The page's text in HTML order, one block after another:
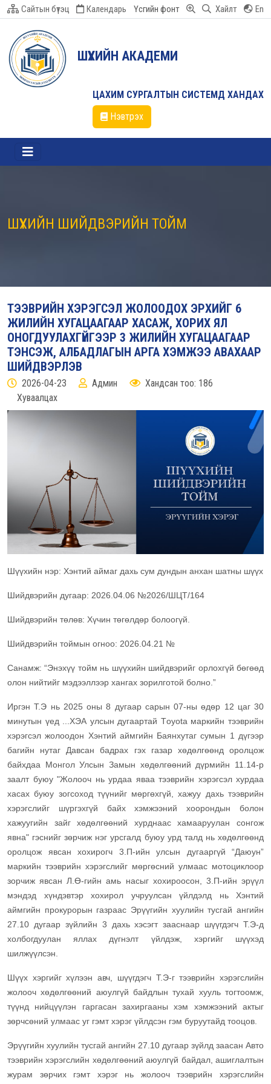
Сайтын бүтэц Календарь Үсгийн фонт Хайлт En
ШҮҮХИЙН АКАДЕМИ
ЦАХИМ СУРГАЛТЫН СИСТЕМД ХАНДАХ
Нэвтрэх
ШҮҮХИЙН ШИЙДВЭРИЙН ТОЙМ
ТЭЭВРИЙН ХЭРЭГСЭЛ ЖОЛООДОХ ЭРХИЙГ 6
ЖИЛИЙН ХУГАЦААГААР ХАСАЖ, ХОРИХ ЯЛ
ОНОГДУУЛАХГҮЙГЭЭР 3 ЖИЛИЙН ХУГАЦААГААР
ТЭНСЭЖ, АЛБАДЛАГЫН АРГА ХЭМЖЭЭ АВАХААР
ШИЙДВЭРЛЭВ
2026-04-23 Админ
Хандсан тоо: 186
Хуваалцах
Шүүхийн нэр: Хэнтий аймаг дахь сум дундын анхан шатны шүүх
Шийдвэрийн дугаар: 2026.04.06 №2026/ШЦТ/164
Шийдвэрийн төлөв: Хүчин төгөлдөр болоогүй.
Шийдвэрийн тоймын огноо: 2026.04.21 №
Санамж: “Энэхүү тойм нь шүүхийн шийдвэрийг орлохгүй бөгөөд
олон нийтийг мэдээллээр хангах зорилготой болно.”
Иргэн Т.Э нь 2025 оны 8 дугаар сарын 07-ны өдөр 12 цаг 30
минутын үед ...ХЭА улсын дугаартай Тoyota маркийн тээврийн
хэрэгсэл жолоодон Хэнтий аймгийн Баянхутаг сумын 1 дүгээр
багийн нутаг Давсан бадрах гэх газар хөдөлгөөнд оролцож
байхдаа Монгол Улсын Замын хөдөлгөөний дүрмийн 11.14-р
заалт буюу "Жолооч нь урдаа яваа тээврийн хэрэгсэл хурдаа
хасах буюу зогсоход түүнийг мөргөхгүй, хажуу дахь тээврийн
хэрэгслийг шүргэхгүй байх хэмжээний хоорондын болон
хажуугийн зайг хөдөлгөөний хурднаас хамааруулан сонгож
явна" гэснийг зөрчиж нэг урсгалд буюу урд талд нь хөдөлгөөнд
оролцож явсан хохирогч 3.П-ийн улсын дугааргүй “Даюун”
маркийн тээврийн хэрэгслийг мөргөсний улмаас мотоциклоор
зорчиж явсан Л.Ө-гийн амь насыг хохироосон, 3.П-ийн эрүүл
мэндэд хүндэвтэр хохирол учруулсан үйлдэлд нь Хэнтий
аймгийн прокурорын газраас Эрүүгийн хуулийн тусгай ангийн
27.10 дугаар зүйлийн 3 дахь хэсэгт зааснаар шүүгдэгч Т.Э-д
холбогдуулан яллах дүгнэлт үйлдэж, хэргийг шүүхэд
шилжүүлсэн.
Шүүх хэргийг хүлээн авч, шүүгдэгч Т.Э-г тээврийн хэрэгслийн
жолооч хөдөлгөөний аюулгүй байдлын тухай хууль тогтоомж,
түүнд нийцүүлэн гаргасан захиргааны хэм хэмжээний актыг
зөрчсөний улмаас уг гэмт хэрэг үйлдсэн гэм буруутайд тооцов.
Эрүүгийн хуулийн тусгай ангийн 27.10 дугаар зүйлд заасан Авто
тээврийн хэрэгслийн хөдөлгөөний аюулгүй байдал, ашиглалтын
журам зөрчих гэмт хэрэг нь жолооч тээврийн хэрэгслийн